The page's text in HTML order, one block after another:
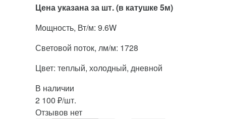
Цена указана за шт. (в катушке 5м)
Мощность, Вт/м: 9.6W
Световой поток, лм/м: 1728
Цвет: теплый, холодный, дневной
В наличии
2 100 ₽/шт.
Отзывов нет